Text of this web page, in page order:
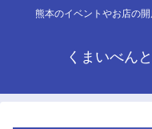
熊本のイベントやお店の
くまいべん